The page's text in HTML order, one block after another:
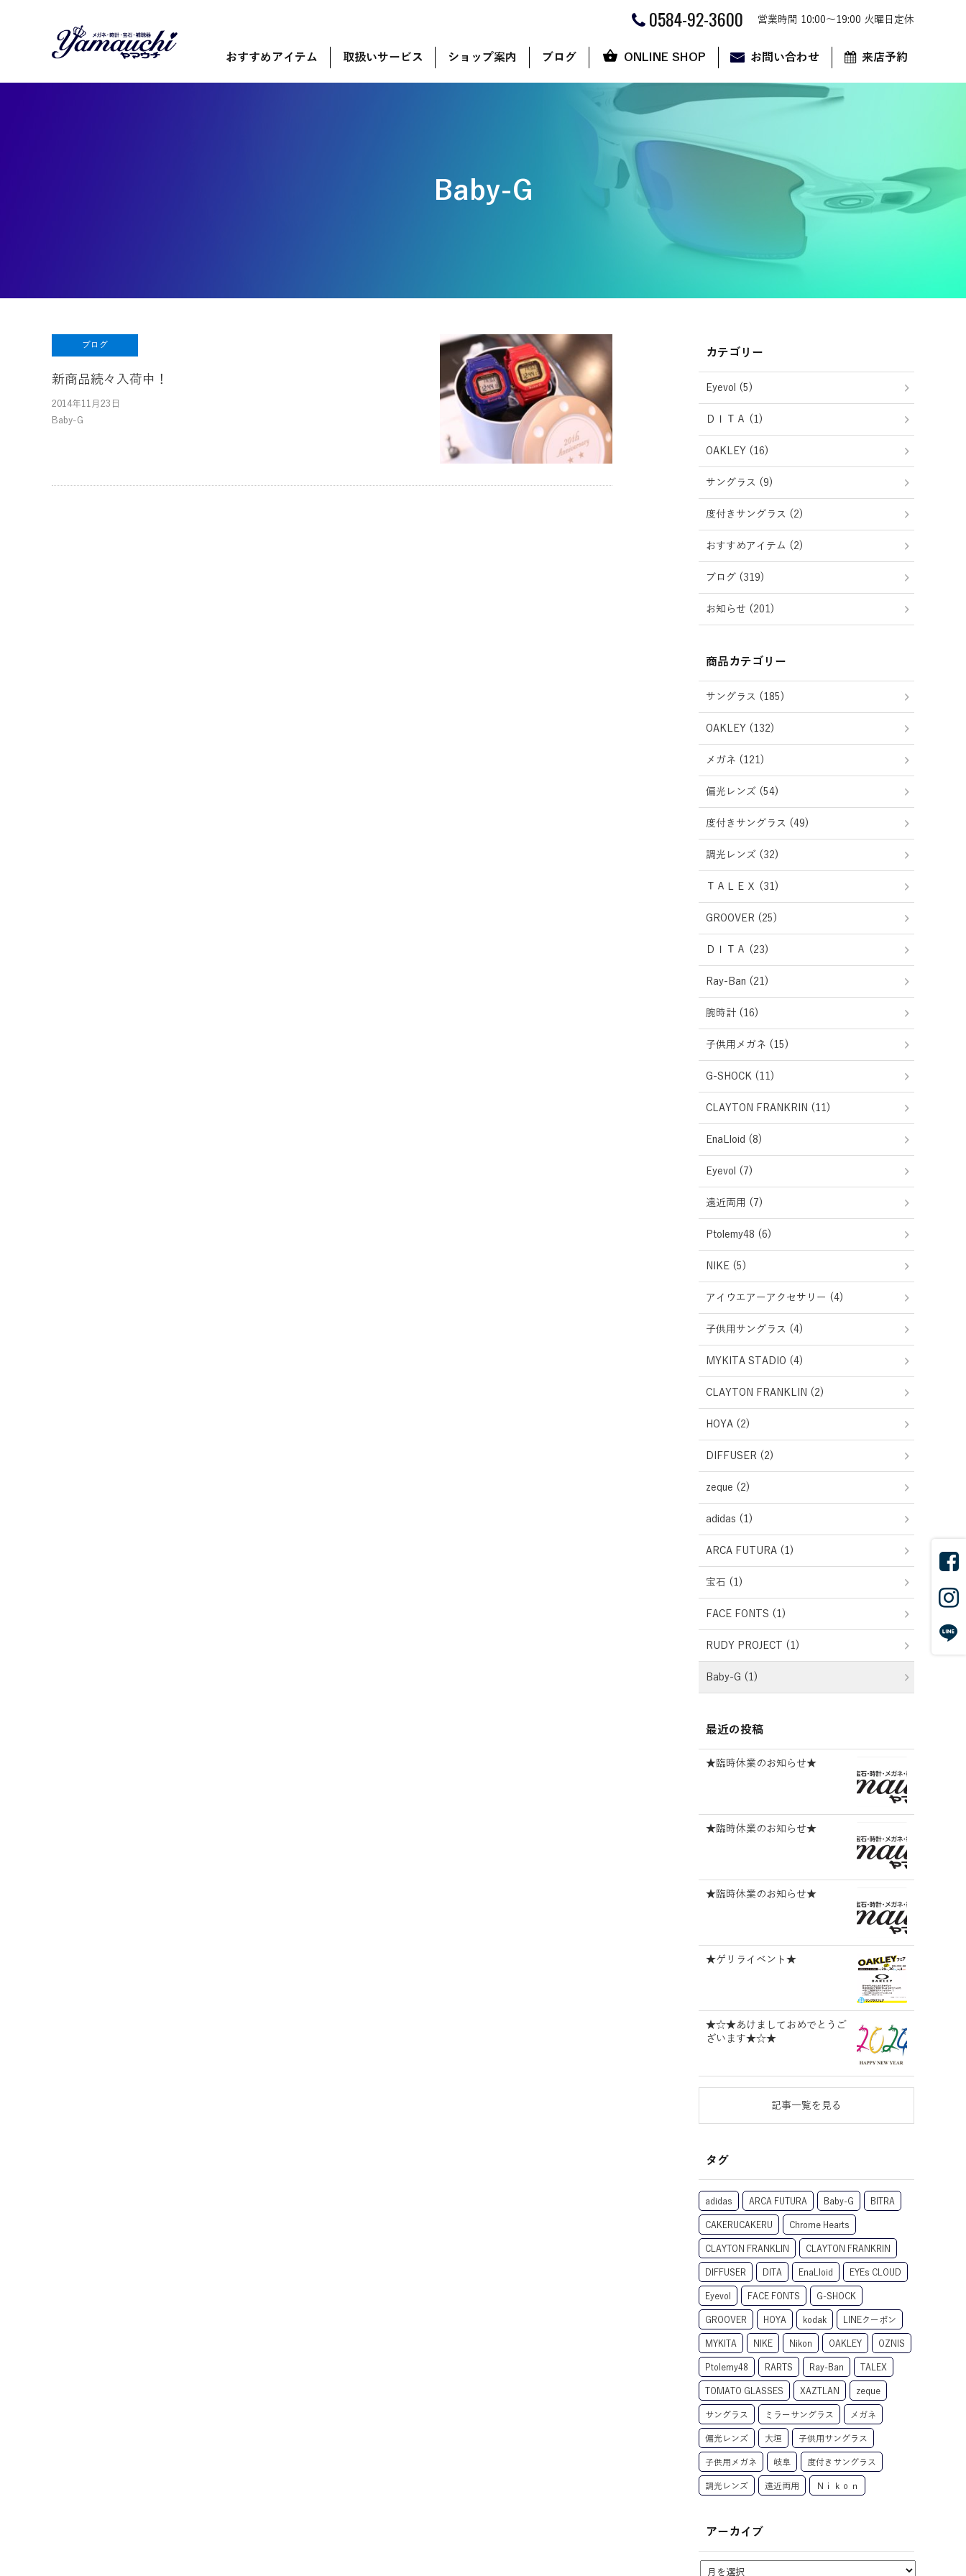
0584-92-3600 営業時間 10:00～19:00 火曜日定休
おすすめアイテム 取扱いサービス ショップ案内 ブログ ONLINE SHOP お問い合わせ 来店予約
Baby-G
ブログ
新商品続々入荷中！
2014年11月23日
Baby-G
カテゴリー
Eyevol (5)
ＤＩＴＡ (1)
OAKLEY (16)
サングラス (9)
度付きサングラス (2)
おすすめアイテム (2)
ブログ (319)
お知らせ (201)
商品カテゴリー
サングラス (185)
OAKLEY (132)
メガネ (121)
偏光レンズ (54)
度付きサングラス (49)
調光レンズ (32)
ＴＡＬＥＸ (31)
GROOVER (25)
ＤＩＴＡ (23)
Ray-Ban (21)
腕時計 (16)
子供用メガネ (15)
G-SHOCK (11)
CLAYTON FRANKRIN (11)
EnaLloid (8)
Eyevol (7)
遠近両用 (7)
Ptolemy48 (6)
NIKE (5)
アイウエアーアクセサリー (4)
子供用サングラス (4)
MYKITA STADIO (4)
CLAYTON FRANKLIN (2)
HOYA (2)
DIFFUSER (2)
zeque (2)
adidas (1)
ARCA FUTURA (1)
宝石 (1)
FACE FONTS (1)
RUDY PROJECT (1)
Baby-G (1)
最近の投稿
★臨時休業のお知らせ★
★臨時休業のお知らせ★
★臨時休業のお知らせ★
★ゲリライベント★
★☆★あけましておめでとうご
ざいます★☆★
記事一覧を見る
タグ
adidas ARCA FUTURA Baby-G BITRA
CAKERUCAKERU Chrome Hearts
CLAYTON FRANKLIN CLAYTON FRANKRIN
DIFFUSER DITA EnaLloid EYEs CLOUD
Eyevol FACE FONTS G-SHOCK
GROOVER HOYA kodak LINEクーポン
MYKITA NIKE Nikon OAKLEY OZNIS
Ptolemy48 RARTS Ray-Ban TALEX
TOMATO GLASSES XAZTLAN zeque
サングラス ミラーサングラス メガネ
偏光レンズ 大垣 子供用サングラス
子供用メガネ 岐阜 度付きサングラス
調光レンズ 遠近両用 Ｎｉｋｏｎ
アーカイブ